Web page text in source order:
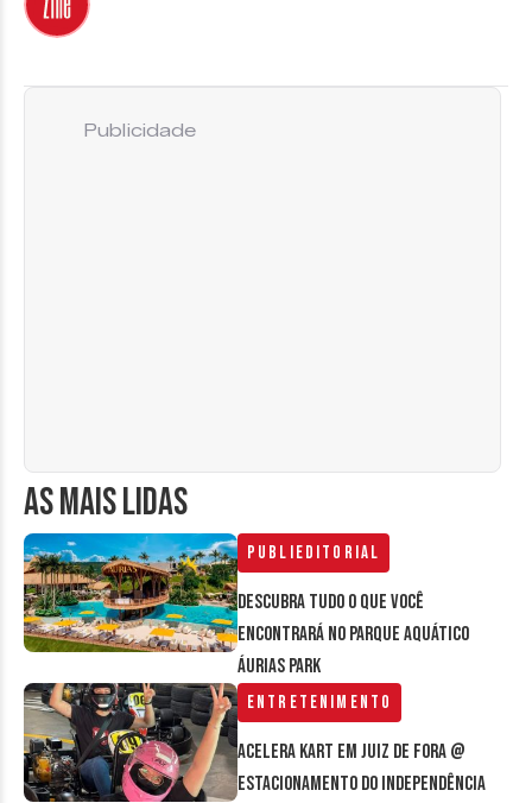
AS MAIS LIDAS
Publieditorial
Descubra tudo o que você
encontrará no parque aquático
Áurias Park
Entretenimento
Acelera Kart em Juiz de Fora @
estacionamento do Independência
Publicidade